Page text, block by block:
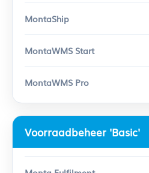
Voorraadbeheer 'Basic'